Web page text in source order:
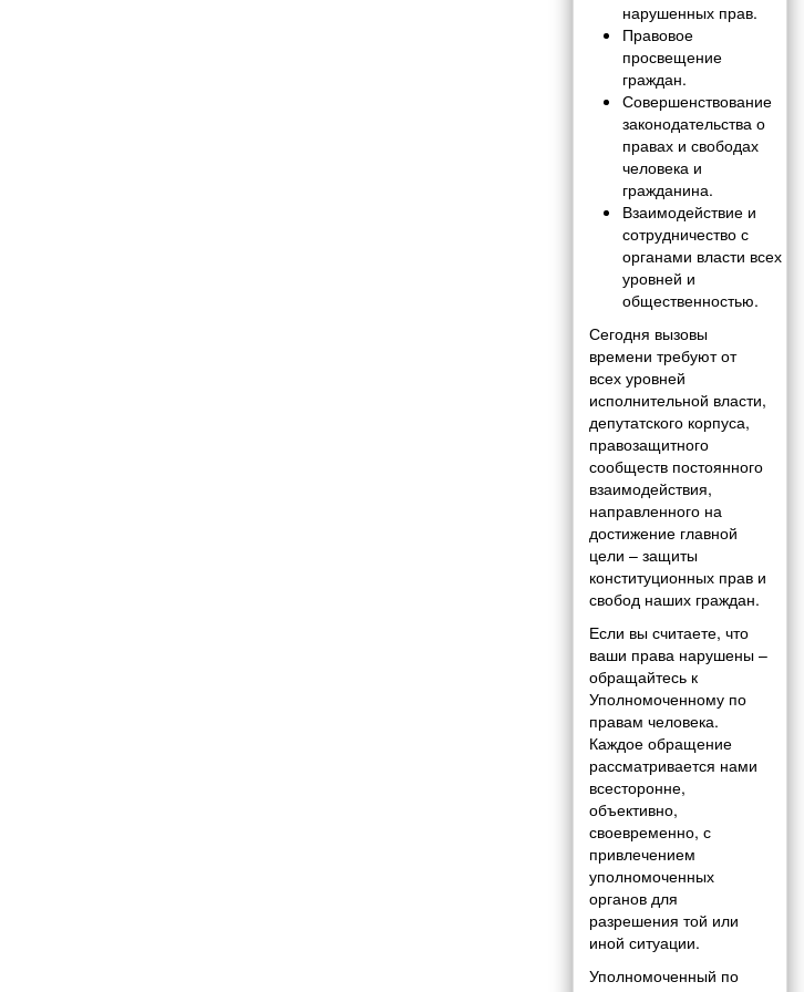
нарушенных прав.
Правовое
просвещение
граждан.
Совершенствование
законодательства о
правах и свободах
человека и
гражданина.
Взаимодействие и
сотрудничество с
органами власти всех
уровней и
общественностью.
Сегодня вызовы
времени требуют от
всех уровней
исполнительной власти,
депутатского корпуса,
правозащитного
сообществ постоянного
взаимодействия,
направленного на
достижение главной
цели – защиты
конституционных прав и
свобод наших граждан.
Если вы считаете, что
ваши права нарушены –
обращайтесь к
Уполномоченному по
правам человека.
Каждое обращение
рассматривается нами
всесторонне,
объективно,
своевременно, с
привлечением
уполномоченных
органов для
разрешения той или
иной ситуации.
Уполномоченный по